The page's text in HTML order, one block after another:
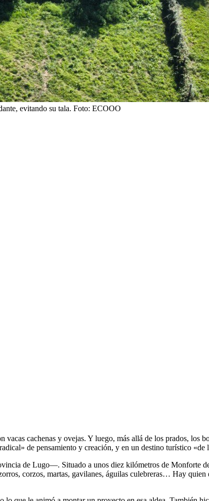
evitando su tala. Foto: ECOOO
cachenas y ovejas. Y luego, más allá de los prados, los
de pensamiento y creación, y en un destino turístico «de
de Lugo—. Situado a unos diez kilómetros de Monforte
corzos, martas, gavilanes, águilas culebreras… Hay